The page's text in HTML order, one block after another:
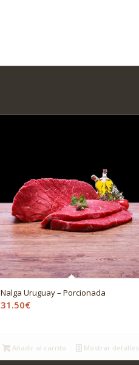
Nalga Uruguay – Porcionada
31.50€
Añadir al carrito Mostrar detalles